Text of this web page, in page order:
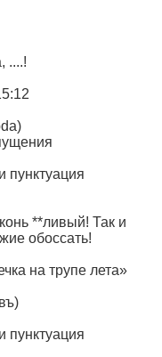
....!
пунктуация
**ливый! Так и
обоссать!
на трупе лета»
пунктуация